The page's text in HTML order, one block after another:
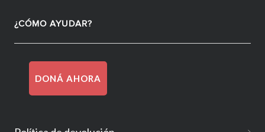
¿CÓMO AYUDAR?
DONÁ AHORA